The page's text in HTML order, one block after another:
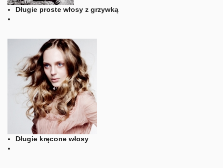
Długie proste włosy z grzywką
Długie kręcone włosy